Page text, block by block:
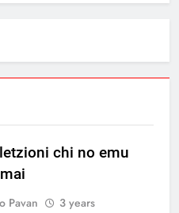
chi no emu
Pavan
3 years